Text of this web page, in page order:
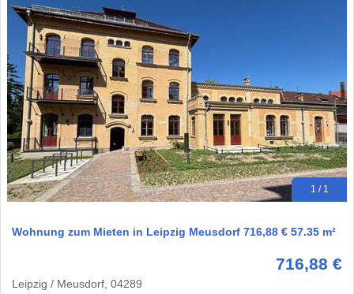
1 / 1
Wohnung zum Mieten in Leipzig Meusdorf 716,88 € 57.35 m²
716,88 €
Leipzig / Meusdorf, 04289